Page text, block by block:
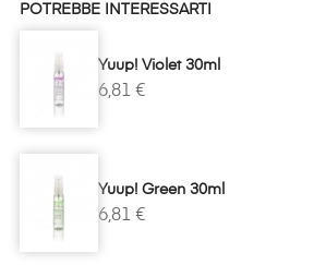
POTREBBE INTERESSARTI
Yuup! Violet 30ml
6,81 €
Yuup! Green 30ml
6,81 €